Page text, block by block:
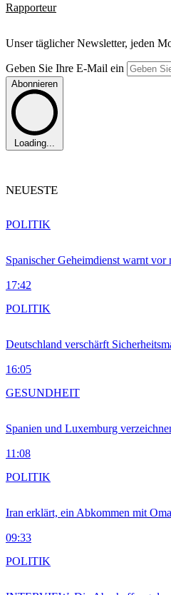
Rapporteur
Unser täglicher Newsletter, jeden
Geben Sie Ihre E-Mail ein
Abonnieren
Loading...
NEUESTE
Spanischer Geheimdienst warnt
17:42
POLITIK
Deutschland verschärft
16:05
POLITIK
Spanien und Luxemburg
11:08
GESUNDHEIT
Iran erklärt, ein Abkommen mit
09:33
POLITIK
POLITIK